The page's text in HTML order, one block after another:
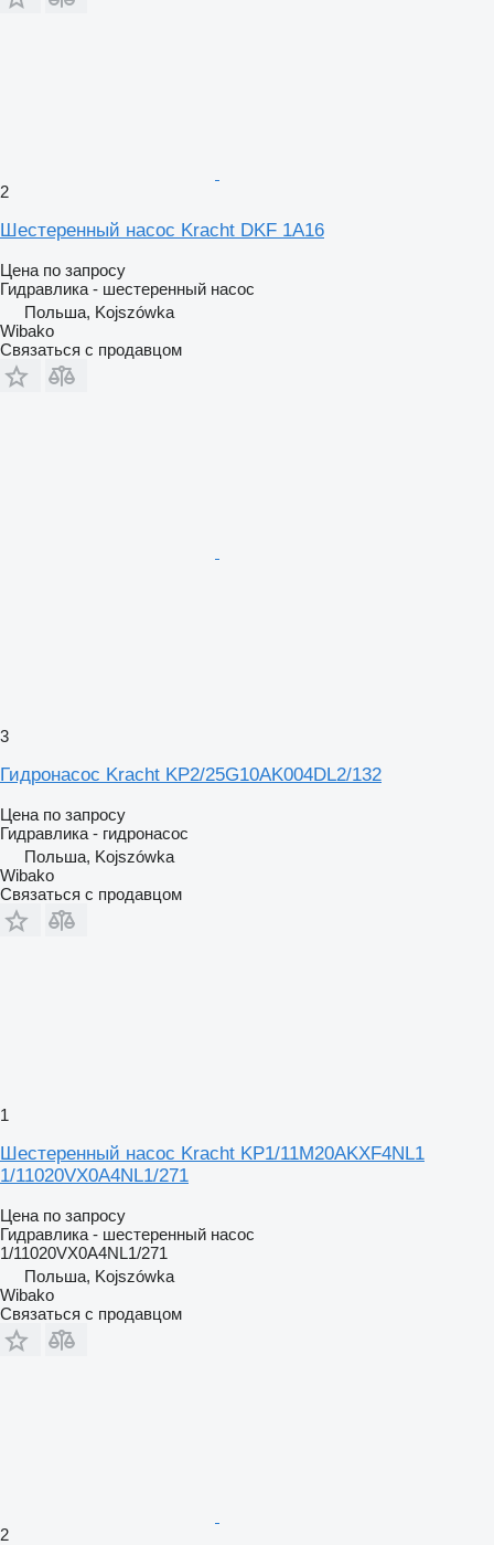
2
Шестеренный насос Kracht DKF 1A16
Цена по запросу
Гидравлика - шестеренный насос
Польша, Kojszówka
Wibako
Связаться с продавцом
3
Гидронасос Kracht KP2/25G10AK004DL2/132
Цена по запросу
Гидравлика - гидронасос
Польша, Kojszówka
Wibako
Связаться с продавцом
1
Шестеренный насос Kracht KP1/11M20AKXF4NL1
1/11020VX0A4NL1/271
Цена по запросу
Гидравлика - шестеренный насос
1/11020VX0A4NL1/271
Польша, Kojszówka
Wibako
Связаться с продавцом
2